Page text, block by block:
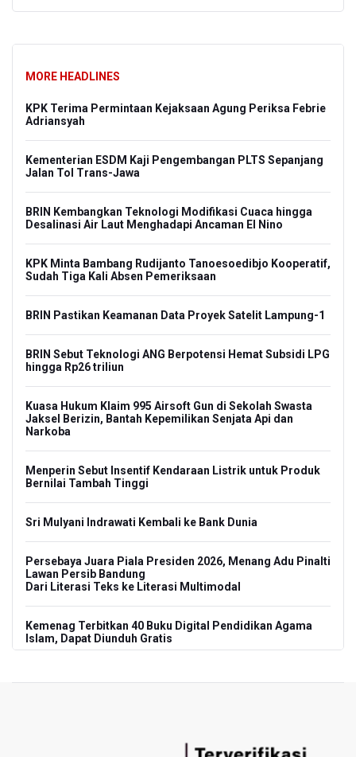
MORE HEADLINES
KPK Terima Permintaan Kejaksaan Agung Periksa Febrie
Adriansyah
Kementerian ESDM Kaji Pengembangan PLTS Sepanjang
Jalan Tol Trans-Jawa
BRIN Kembangkan Teknologi Modifikasi Cuaca hingga
Desalinasi Air Laut Menghadapi Ancaman El Nino
KPK Minta Bambang Rudijanto Tanoesoedibjo Kooperatif,
Sudah Tiga Kali Absen Pemeriksaan
BRIN Pastikan Keamanan Data Proyek Satelit Lampung-1
BRIN Sebut Teknologi ANG Berpotensi Hemat Subsidi LPG
hingga Rp26 triliun
Kuasa Hukum Klaim 995 Airsoft Gun di Sekolah Swasta
Jaksel Berizin, Bantah Kepemilikan Senjata Api dan
Narkoba
Menperin Sebut Insentif Kendaraan Listrik untuk Produk
Bernilai Tambah Tinggi
Sri Mulyani Indrawati Kembali ke Bank Dunia
Persebaya Juara Piala Presiden 2026, Menang Adu Pinalti
Lawan Persib Bandung
Dari Literasi Teks ke Literasi Multimodal
Kemenag Terbitkan 40 Buku Digital Pendidikan Agama
Islam, Dapat Diunduh Gratis